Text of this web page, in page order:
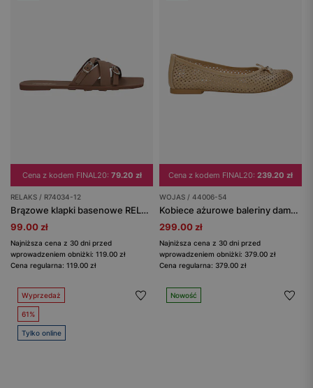
Cena z kodem FINAL20: 79.20 zł
RELAKS / R74034-12
Brązowe klapki basenowe RELAKS
99.00 zł
Najniższa cena z 30 dni przed
wprowadzeniem obniżki: 119.00 zł
Cena regularna: 119.00 zł
Cena z kodem FINAL20: 239.20 zł
WOJAS / 44006-54
Kobiece ażurowe baleriny damskie w kolorze beżowym
299.00 zł
Najniższa cena z 30 dni przed
wprowadzeniem obniżki: 379.00 zł
Cena regularna: 379.00 zł
Wyprzedaż
61%
Tylko online
Nowość